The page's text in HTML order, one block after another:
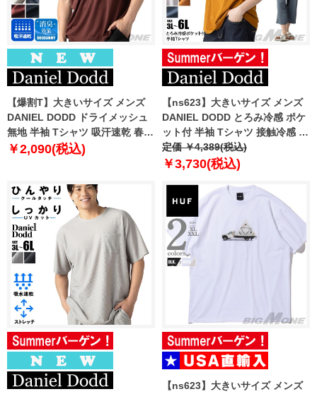
【爆割T】大きいサイズ メンズ
DANIEL DODD ドライメッシュ
無地 半袖 Tシャツ 吸汗速乾 春夏
新作 tjt-2602dry5 【fre】
￥2,090(税込)
【ns623】大きいサイズ メンズ
DANIEL DODD とろみ冷感 ポケ
ット付 半袖 Tシャツ 接触冷感 高
ストレッチ tkzz25-2 【fre】
定価 ￥4,389(税込)
￥3,730(税込)
【ns623】大きいサイズ メンズ